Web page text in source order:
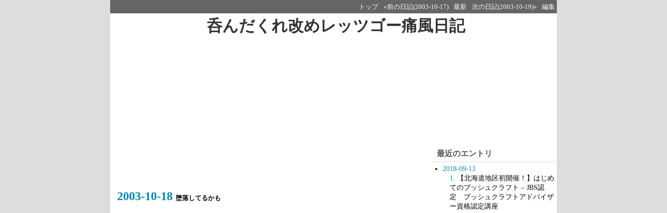
トップ «前の日記(2003-10-17) 最新 次の日記(2003-10-19)» 編集
呑んだくれ改めレッツゴー痛風日記
2003-10-18 堕落してるかも
最近のエントリ
2018-09-13
1. 【北海道地区初開催！】はじめ
てのブッシュクラフト – JBS認
定 ブッシュクラフトアドバイザ
ー資格認定講座